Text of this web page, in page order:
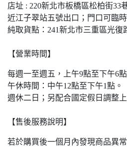
店址 : 220新北市板橋區松柏街33
近江子翠站五號出口；門口可臨時
純取貨點：241新北市三重區光復
【營業時間】
每週一至週五，上午9點至下午6點
午休時間：中午12點至下午1點。
週休二日；另配合國定假日調整上
【售後服務說明】
若於購買後一個月內發現商品異